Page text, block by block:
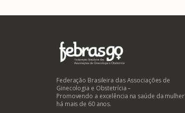
Federação Brasileira das Associações de
Ginecologia e Obstetrícia –
Promovendo a excelência na saúde da mulher
há mais de 60 anos.